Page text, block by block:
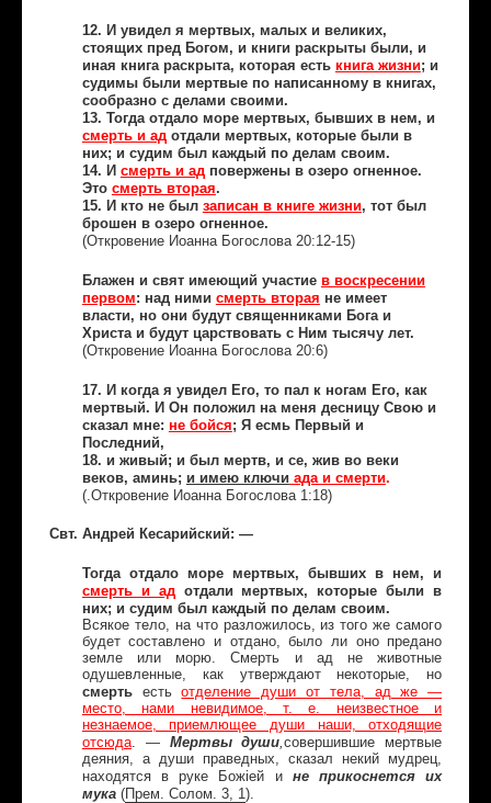
12. И увидел я мертвых, малых и великих,
стоящих пред Богом, и книги раскрыты были, и
иная книга раскрыта, которая есть книга жизни; и
судимы были мертвые по написанному в книгах,
сообразно с делами своими.
13. Тогда отдало море мертвых, бывших в нем, и
смерть и адотдали мертвых, которые были в
них; и судим был каждый по делам своим.
14. И смерть и адповержены в озеро огненное.
Это смерть вторая.
15. И кто не был записан в книге жизни, тот был
брошен в озеро огненное.
(Откровение Иоанна Богослова 20:12-15)
Блажен и свят имеющий участие в воскресении
первом: над ними смерть вторая не имеет
власти, но они будут священниками Бога и
Христа и будут царствовать с Ним тысячу лет.
(Откровение Иоанна Богослова 20:6)
17. И когда я увидел Его, то пал к ногам Его, как
мертвый. И Он положил на меня десницу Свою и
сказал мне: не бойся; Я есмь Первый и
Последний,
18. и живый; и был мертв, и се, жив во веки
веков, аминь; и имею ключи ада и смерти.
(.Откровение Иоанна Богослова 1:18)
Свт. Андрей Кесарийский: —
Тогда отдало море мертвых, бывших в нем, и
смерть и адотдали мертвых, которые были в
них; и судим был каждый по делам своим.
Всякое тело, на что разложилось, из того же самого
будет составлено и отдано, было ли оно предано
земле или морю. Смерть и ад не животные
одушевленные, как утверждают некоторые, но
смертьестьотделение души от тела, ад же —
место, нами невидимое, т. е. неизвестное и
незнаемое, приемлющее души наши, отходящие
отсюда. — Мертвы души,совершившие мертвые
деяния, а души праведных, сказал некий мудрец,
находятся в руке Божiей и
не прикоснется их
мука (Прем. Солом. 3, 1).